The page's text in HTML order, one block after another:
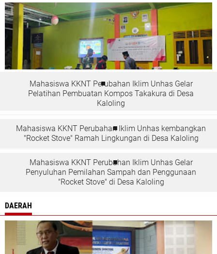
Mahasiswa KKNT Perubahan Iklim Unhas Gelar
Pelatihan Pembuatan Kompos Takakura di Desa
Kaloling
Mahasiswa KKNT Perubahan Iklim Unhas kembangkan
"Rocket Stove" Ramah Lingkungan di Desa Kaloling
Mahasiswa KKNT Perubahan Iklim Unhas Gelar
Penyuluhan Pemilahan Sampah dan Penggunaan
"Rocket Stove" di Desa Kaloling
DAERAH